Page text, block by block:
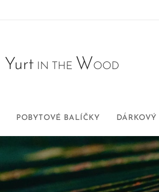
Yurt IN THE WOOD
POBYTOVÉ BALÍČKY